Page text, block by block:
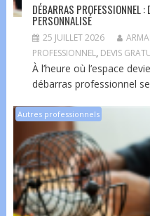
DÉBARRAS PROFESSIONNEL
PERSONNALISÉ
25 JUILLET 2026
PROFESSIONNEL, DEVIS
À l’heure où l’espace
débarras professionnel
Autres professionnels